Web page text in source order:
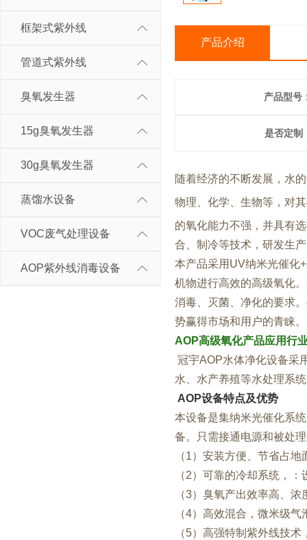
框架式紫外线
管道式紫外线
臭氧发生器
15g臭氧发生器
30g臭氧发生器
蒸馏水设备
VOC废气处理设备
AOP紫外线消毒设备
产品介绍
产品型号
是否定制
随着经济的不断发展，水
物理、化学、生物等，对
的氧化能力不强，并具有
合、制冷等技术，研发生
本产品采用UV纳米光催化
机物进行高效的高级氧化
消毒、灭菌、净化的要求
势赢得市场和用户的青睐。
AOP高级氧化产品应用行
冠宇AOP水体净化设备采
水、水产养殖等水处理系
AOP设备特点及优势
本设备是集纳米光催化系
备。只需接通电源和被处
（1）安装方便、节省占地
（2）可靠的冷却系统，
（3）臭氧产出效率高、
（4）高效混合，微米级
（5）高强特制紫外线技